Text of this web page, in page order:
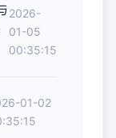
2026-
01-05
00:35:15
01-02